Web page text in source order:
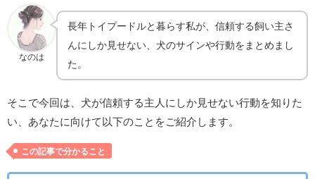
なのは
長年トイプードルと暮らす私が、信頼する飼い主さ
んにしか見せない、犬のサインや行動をまとめまし
た。
そこで今回は、 犬が信頼する主人にしか見せない行動を知りた
い、あなたに向けて以下のことをご紹介します。
この記事で分かること